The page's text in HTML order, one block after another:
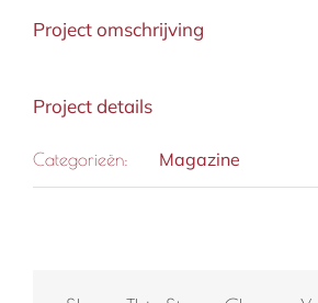
Project omschrijving
Project details
Categorieën: Magazine